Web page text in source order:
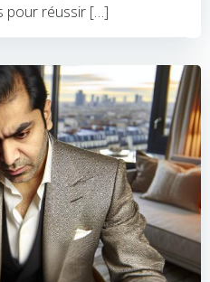
pour réussir […]